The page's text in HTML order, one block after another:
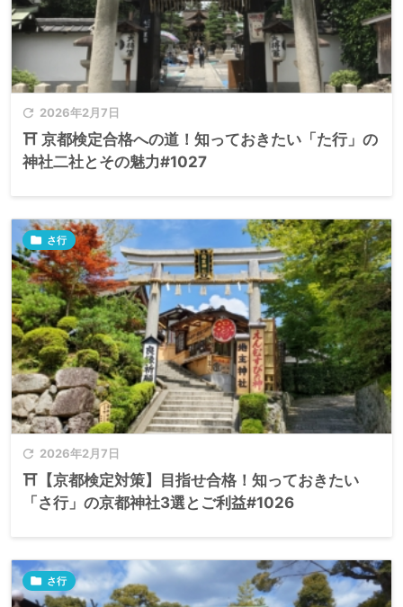
 2026年2月7日
⛩️ 京都検定合格への道！知っておきたい「た行」の
神社二社とその魅力#1027
 2026年2月7日
 さ行
⛩️【京都検定対策】目指せ合格！知っておきたい
「さ行」の京都神社3選とご利益#1026
 さ行